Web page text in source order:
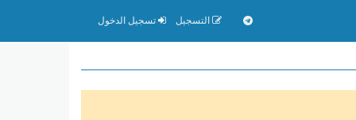
التسجيل تسجيل الدخول